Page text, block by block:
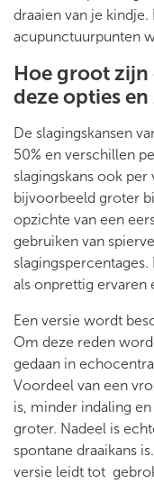
draaien van je
acupunctuurpunten
Hoe groot zijn
deze opties en
De slagingskansen
50% en verschillen
slagingskans ook per
bijvoorbeeld groter
opzichte van een
gebruiken van
als onprettig ervaren
Een versie wordt
Om deze reden
gedaan in
Voordeel van een
is, minder indaling
groter. Nadeel is
spontane draaikans
versie leidt tot